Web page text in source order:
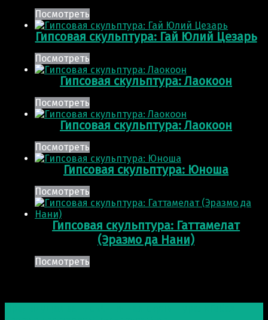
Посмотреть
Гипсовая скульптура: Гай Юлий Цезарь
Посмотреть
Гипсовая скульптура: Лаокоон
Посмотреть
Гипсовая скульптура: Лаокоон
Посмотреть
Гипсовая скульптура: Юноша
Посмотреть
Гипсовая скульптура: Гаттамелат
(Эразмо да Нани)
Посмотреть